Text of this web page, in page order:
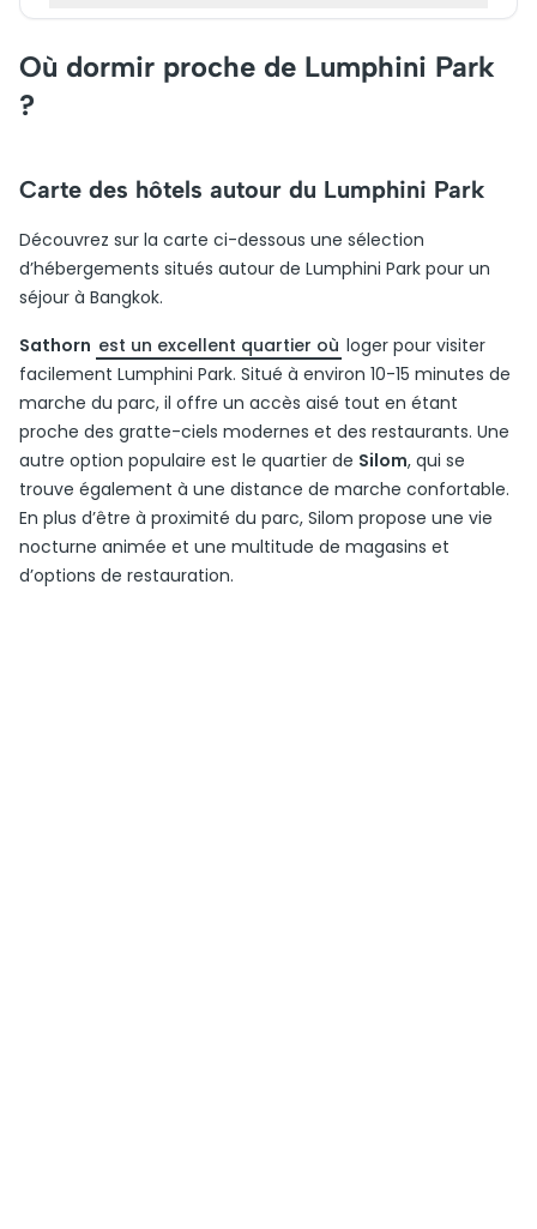
Où dormir proche de Lumphini Park
?
Carte des hôtels autour du Lumphini Park
Découvrez sur la carte ci-dessous une sélection
d’hébergements situés autour de Lumphini Park pour un
séjour à Bangkok.
Sathorn est un excellent quartier où loger pour visiter
facilement Lumphini Park. Situé à environ 10-15 minutes de
marche du parc, il offre un accès aisé tout en étant
proche des gratte-ciels modernes et des restaurants. Une
autre option populaire est le quartier de Silom, qui se
trouve également à une distance de marche confortable.
En plus d’être à proximité du parc, Silom propose une vie
nocturne animée et une multitude de magasins et
d’options de restauration.